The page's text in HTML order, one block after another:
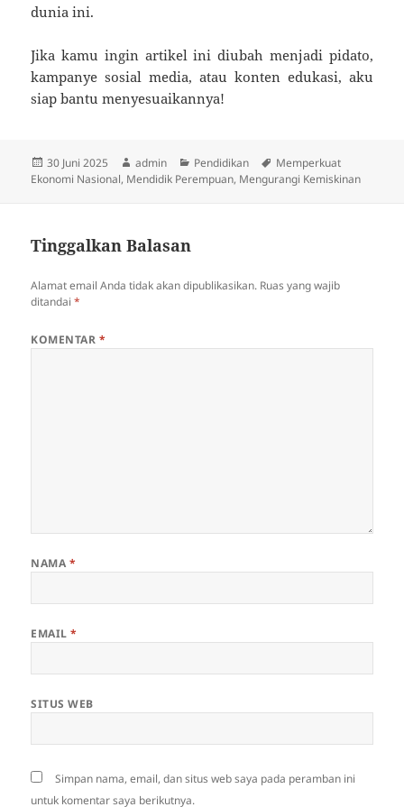
dunia ini.
Jika kamu ingin artikel ini diubah menjadi pidato,
kampanye sosial media, atau konten edukasi, aku
siap bantu menyesuaikannya!
Diposkan
pada
30 Juni 2025 Penulis
admin Kategori
Pendidikan Tag
Memperkuat
Ekonomi Nasional, Mendidik Perempuan, Mengurangi Kemiskinan
Tinggalkan Balasan
Alamat email Anda tidak akan dipublikasikan. Ruas yang wajib
ditandai*
KOMENTAR *
NAMA *
EMAIL*
SITUS WEB
Simpan nama, email, dan situs web saya pada peramban ini
untuk komentar saya berikutnya.